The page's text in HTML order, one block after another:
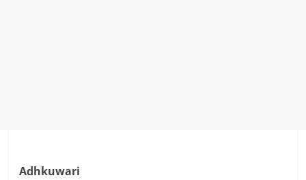
Adhkuwari